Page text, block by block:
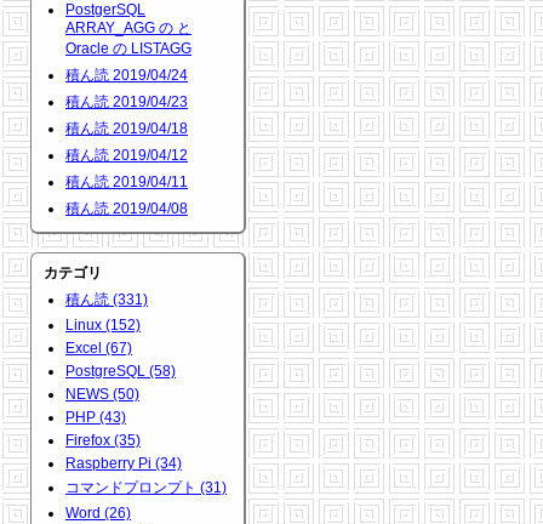
PostgerSQL
ARRAY_AGG の と
Oracle の LISTAGG
積ん読 2019/04/24
積ん読 2019/04/23
積ん読 2019/04/18
積ん読 2019/04/12
積ん読 2019/04/11
積ん読 2019/04/08
カテゴリ
積ん読 (331)
Linux (152)
Excel (67)
PostgreSQL (58)
NEWS (50)
PHP (43)
Firefox (35)
Raspberry Pi (34)
コマンドプロンプト (31)
Word (26)